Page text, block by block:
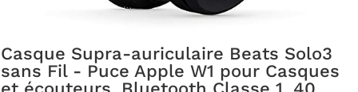
Casque Supra-auriculaire Beats Solo3
sans Fil - Puce Apple W1 pour Casques